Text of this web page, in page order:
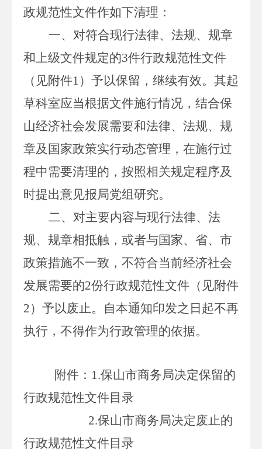
政规范性文件作如下清理：
一、 对符合现行法律、法规、规章
和上级文件规定的3件行政规范性文件
（见附件1）予以保留，继续有效。其起
草科室应当根据文件施行情况，结合保
山经济社会发展需要和法律、法规、规
章及国家政策实行动态管理，在施行过
程中需要清理的，按照相关规定程序及
时提出意见报局党组研究。
二、对主要内容与现行法律、法
规、规章相抵触，或者与国家、省、市
政策措施不一致，不符合当前经济社会
发展需要的2份行政规范性文件（见附件
2）予以废止。自本通知印发之日起不再
执行，不得作为行政管理的依据。
附件： 1.保山市商务局决定保留的
行政规范性文件目录
2.保山市商务局决定废止的
行政规范性文件目录